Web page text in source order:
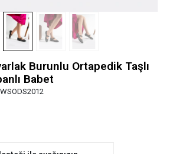
Burunlu Ortapedik Taşlı
Babet